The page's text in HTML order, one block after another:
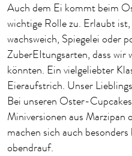
Auch dem Ei kommt beim
wichtige Rolle zu. Erlaubt
wachsweich, Spiegelei oder
ZuberEItungsarten, dass wir
könnten. Ein vielgeliebter
Eieraufstrich. Unser
Bei unseren Oster-
Miniversionen aus Marzipan
machen sich auch
obendrauf.